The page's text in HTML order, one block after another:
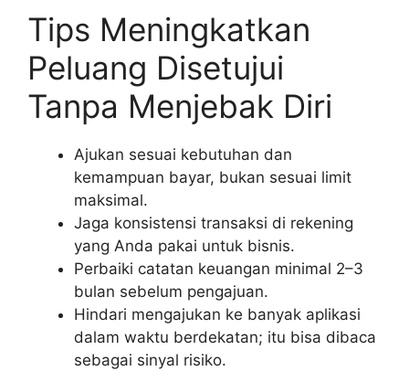
Tips Meningkatkan
Peluang Disetujui
Tanpa Menjebak Diri
Ajukan sesuai kebutuhan dan
kemampuan bayar, bukan sesuai limit
maksimal.
Jaga konsistensi transaksi di rekening
yang Anda pakai untuk bisnis.
Perbaiki catatan keuangan minimal 2–3
bulan sebelum pengajuan.
Hindari mengajukan ke banyak aplikasi
dalam waktu berdekatan; itu bisa dibaca
sebagai sinyal risiko.